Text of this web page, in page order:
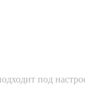
под